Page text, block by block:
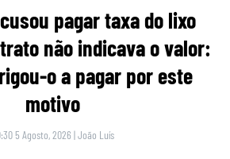
pagar taxa do lixo
não indicava o valor:
o a pagar por este
motivo
5 Agosto, 2026 |João Luís